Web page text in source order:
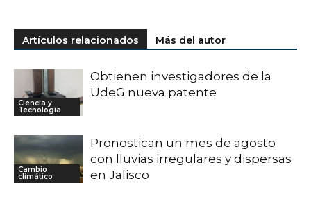
Artículos relacionados Más del autor
Ciencia y
Tecnología
Obtienen investigadores de la
UdeG nueva patente
Cambio
climático
Pronostican un mes de agosto
con lluvias irregulares y dispersas
en Jalisco